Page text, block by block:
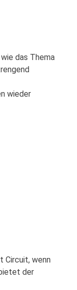
das Thema
wieder
Circuit, wenn
der